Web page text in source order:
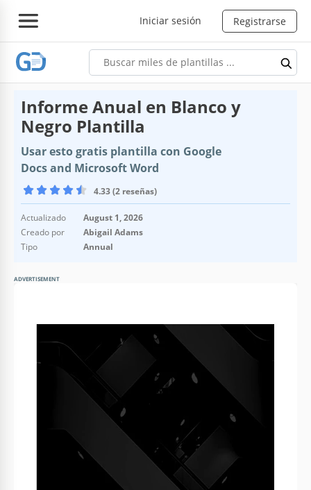
Iniciar sesión Registrarse
Informe Anual en Blanco y
Negro Plantilla
Usar esto gratis plantilla con Google
Docs and Microsoft Word
4.33 (2 reseñas)
Actualizado
August 1, 2026
Creado por
Abigail Adams
Tipo
Annual
ADVERTISEMENT